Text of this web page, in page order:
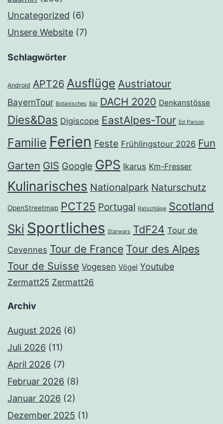
Uncategorized (6)
Unsere Website (7)
Schlagwörter
Android APT26 Ausflüge Austriatour
BayernTour Botanisches Bär DACH 2020 Denkanstösse
Dies&Das Digiscope EastAlpes-Tour Ed Parson
Familie Ferien Feste Frühlingstour 2026 Fun
Garten GIS Google GPS Ikarus Km-Fresser
Kulinarisches Nationalpark Naturschutz
OpenStreetmap PCT25 Portugal Ratschläge Scotland
Ski Sportliches Starwars TdF24 Tour de
Cevennes Tour de France Tour des Alpes
Tour de Suisse Vogesen Vögel Youtube
Zermatt25 Zermatt26
Archiv
August 2026 (6)
Juli 2026 (11)
April 2026 (7)
Februar 2026 (8)
Januar 2026 (2)
Dezember 2025 (1)